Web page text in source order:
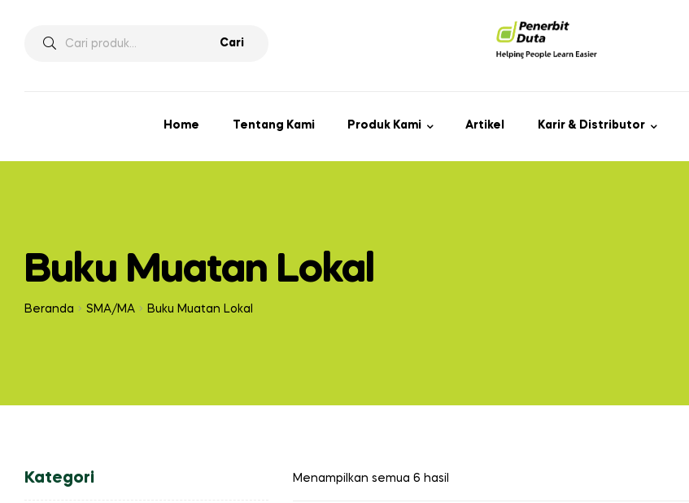
Pencarian
Cari
Home Tentang Kami Produk Kami Artikel Karir & Distributor
Buku Muatan Lokal
Beranda SMA/MA Buku Muatan Lokal
Menampilkan semua 6 hasil
Kategori